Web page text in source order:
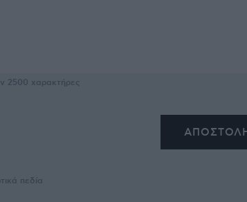
2500 χαρακτήρες
πεδία